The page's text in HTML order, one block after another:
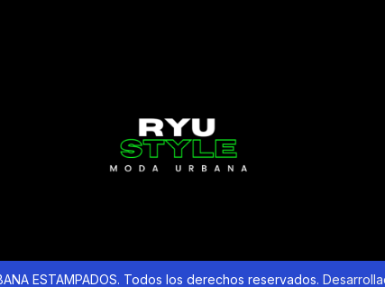
ESTAMPADOS. Todos los derechos reservados.